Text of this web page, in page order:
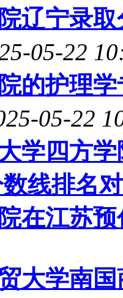
辽宁录
05-22
的护理
05-22
学四方
线排名
在江苏
大学南